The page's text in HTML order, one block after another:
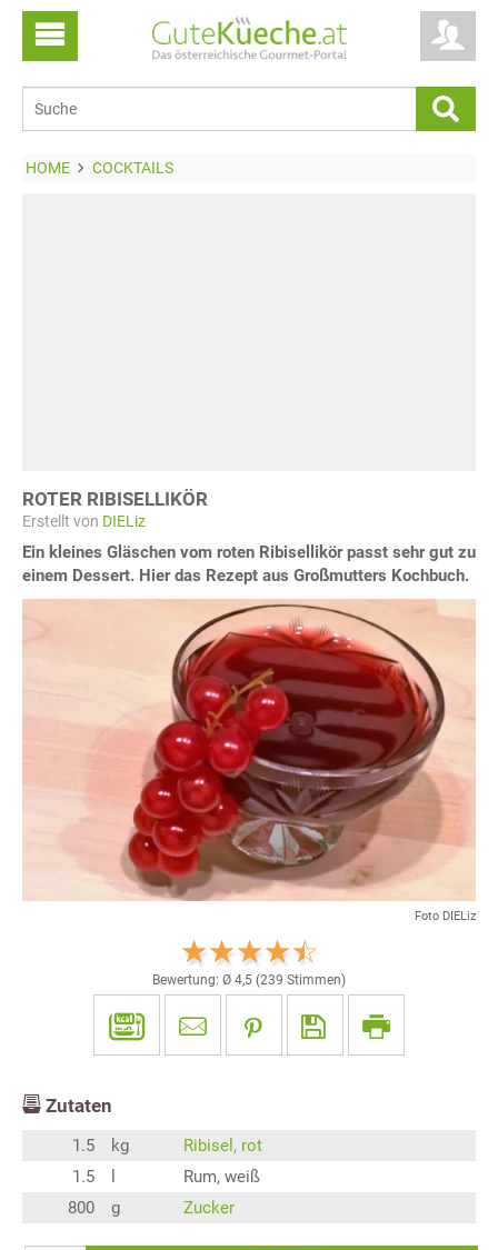
HOME COCKTAILS
ROTER RIBISELLIKÖR
Erstellt von DIELiz
Ein kleines Gläschen vom roten Ribisellikör passt sehr gut zu
einem Dessert. Hier das Rezept aus Großmutters Kochbuch.
Foto DIELiz
Bewertung: Ø 4,5 (239 Stimmen)
Zutaten
1.5 kg
Ribisel, rot
1.5
Rum, weiß
800
g Zucker